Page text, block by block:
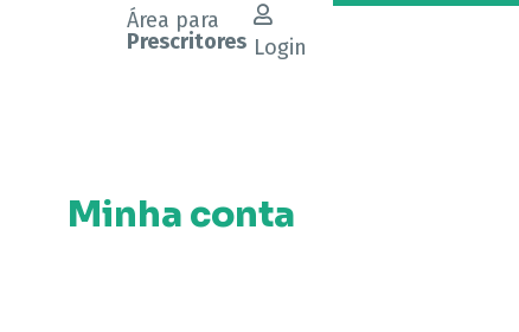
Área para
Prescritores Login
Minha conta